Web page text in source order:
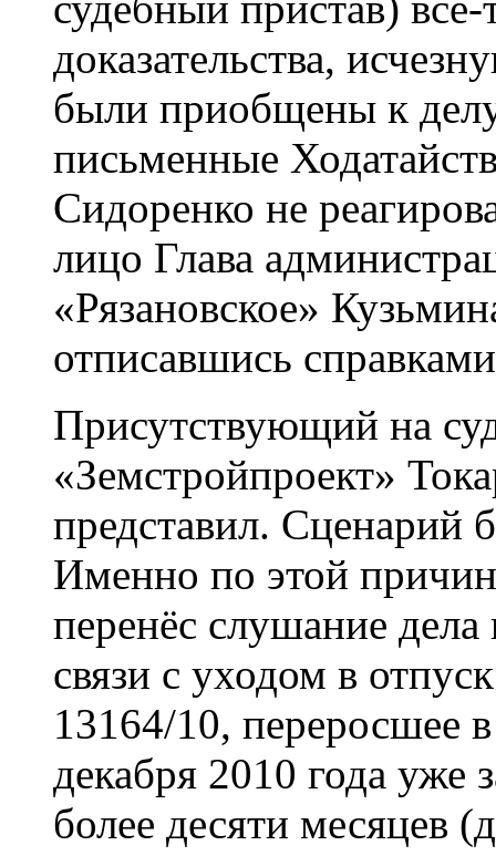
доказательства,
были приобщены к
письменные
Сидоренко не
лицо Глава
«Рязановское»
отписавшись
Присутствующий на
«Земстройпроект»
представил. Сценарий
Именно по этой
перенёс слушание дела
связи с уходом в
13164/10, переросшее
декабря 2010 года уже
более десяти месяцев